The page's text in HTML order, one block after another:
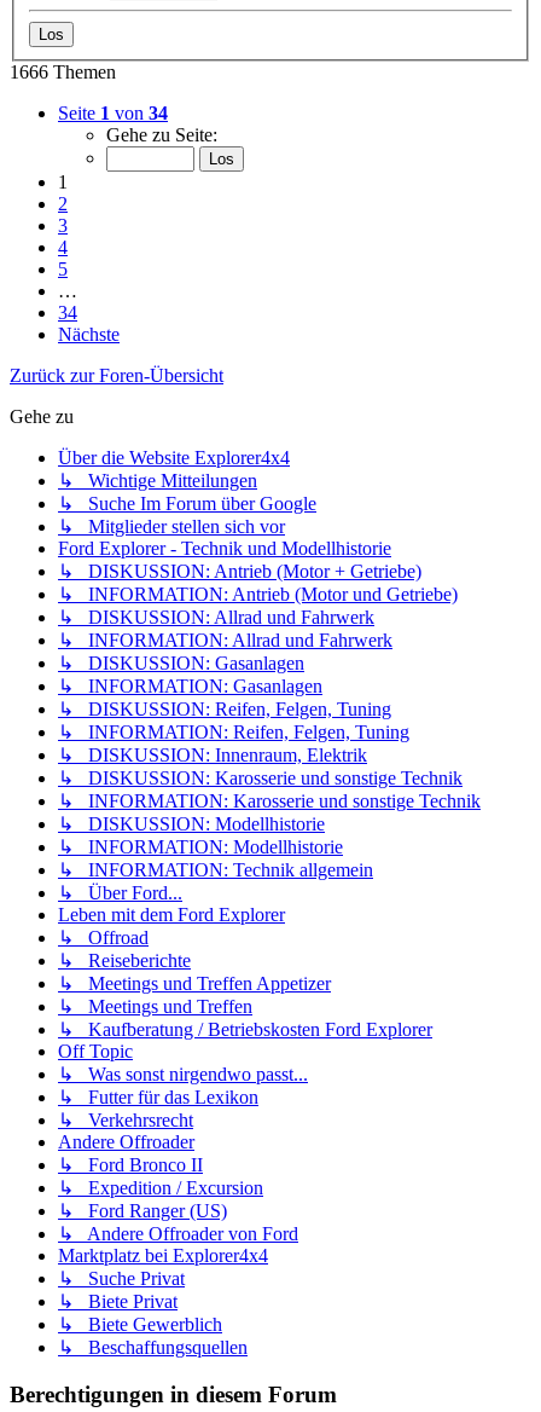
1666 Themen
Seite 1 von 34
Gehe zu Seite:
1
2
3
4
5
…
34
Nächste
Zurück zur Foren-Übersicht
Gehe zu
Über die Website Explorer4x4
↳ Wichtige Mitteilungen
↳ Suche Im Forum über Google
↳ Mitglieder stellen sich vor
Ford Explorer - Technik und Modellhistorie
↳ DISKUSSION: Antrieb (Motor + Getriebe)
↳ INFORMATION: Antrieb (Motor und Getriebe)
↳ DISKUSSION: Allrad und Fahrwerk
↳ INFORMATION: Allrad und Fahrwerk
↳ DISKUSSION: Gasanlagen
↳ INFORMATION: Gasanlagen
↳ DISKUSSION: Reifen, Felgen, Tuning
↳ INFORMATION: Reifen, Felgen, Tuning
↳ DISKUSSION: Innenraum, Elektrik
↳ DISKUSSION: Karosserie und sonstige Technik
↳ INFORMATION: Karosserie und sonstige Technik
↳ DISKUSSION: Modellhistorie
↳ INFORMATION: Modellhistorie
↳ INFORMATION: Technik allgemein
↳ Über Ford...
Leben mit dem Ford Explorer
↳ Offroad
↳ Reiseberichte
↳ Meetings und Treffen Appetizer
↳ Meetings und Treffen
↳ Kaufberatung / Betriebskosten Ford Explorer
Off Topic
↳ Was sonst nirgendwo passt...
↳ Futter für das Lexikon
↳ Verkehrsrecht
Andere Offroader
↳ Ford Bronco II
↳ Expedition / Excursion
↳ Ford Ranger (US)
↳ Andere Offroader von Ford
Marktplatz bei Explorer4x4
↳ Suche Privat
↳ Biete Privat
↳ Biete Gewerblich
↳ Beschaffungsquellen
Berechtigungen in diesem Forum